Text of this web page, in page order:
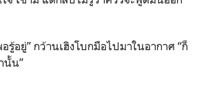
อยู่” กว้านเฮิงโบกมือไปมาในอากาศ “ก็
นั้น”